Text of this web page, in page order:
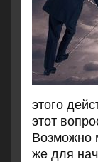
этогο
этот
Возмοжнο
же для